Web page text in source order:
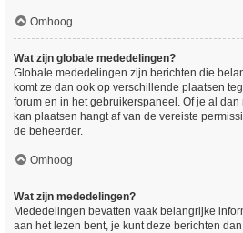
Omhoog
Wat zijn globale mededelingen?
Globale mededelingen zijn berichten die
komt ze dan ook op verschillende plaatsen
forum en in het gebruikerspaneel. Of je al
kan plaatsen hangt af van de vereiste
de beheerder.
Omhoog
Wat zijn mededelingen?
Mededelingen bevatten vaak belangrijke
aan het lezen bent, je kunt deze berichten